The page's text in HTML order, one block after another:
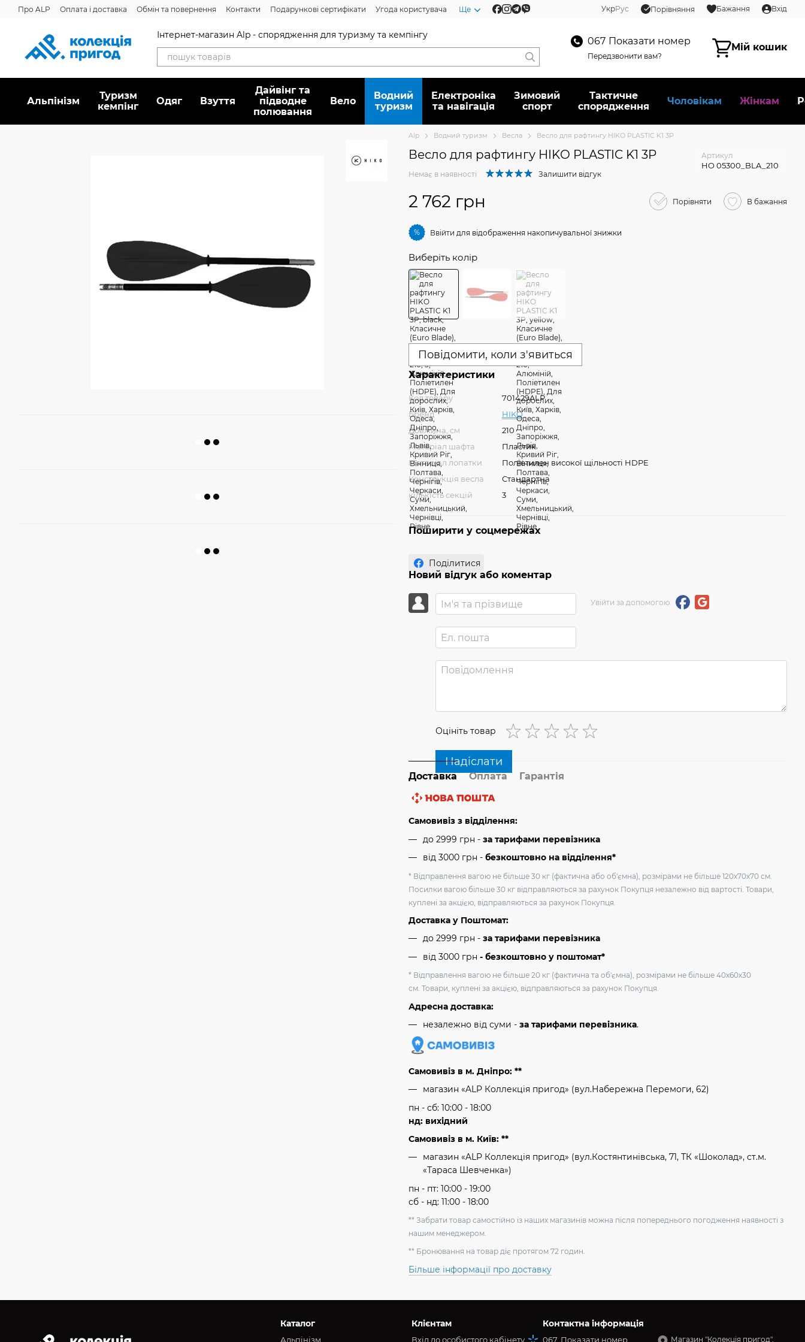
Перейти до основного контенту
Про ALP Оплата і доставка Обмін та повернення Контакти Подарункові сертифікати Угода користувача Ще УкрРус Порівняння Бажання Вхід
Інтернет-магазин Alp - спорядження для туризму та кемпінгу
067 Показати номер
Передзвонити вам?
Мій кошик
Альпінізм
Туризм
кемпінг
Oдяг Взуття
Дайвінг та
підводне
полювання
Вело
Водний
туризм
Електроніка
та навігація
Зимовий
спорт
Тактичне
спорядження
Чоловікам Жінкам
Alp Водний туризм Весла Весло для рафтингу HIKO PLASTIC K1 3P
Весло для рафтингу HIKO PLASTIC K1 3P Артикул
HO 05300_BLA_210
Немає в наявності Залишити відгук
2 762 грн Порівняти В бажання
% Ввійти для відображення накопичувальної знижки
Виберіть колір
Повідомити, коли з'явиться
Характеристики
Код товару
701429ALP
Бренд
HIKO
Довжина, см
210
Матеріал шафта
Пластик
Матеріал лопатки
Поліетилен високої щільності HDPE
Конструкція весла
Стандартна
кількість секцій
3
Поширити у соцмережах
Поділитися
Новий відгук або коментар
Увійти за допомогою
Оцініть товар
Надіслати
Доставка Оплата Гарантія
Самовивіз з відділення:
до 2999 грн - за тарифами перевізника
від 3000 грн - безкоштовно на відділення*
* Відправлення вагою не більше 30 кг (фактична або об'ємна), розмірами не більше 120х70х70 см.
Посилки вагою більше 30 кг відправляються за рахунок Покупця незалежно від вартості. Товари,
куплені за акцією, відправляються за рахунок Покупця.
Доставка у Поштомат:
до 2999 грн - за тарифами перевізника
від 3000 грн - безкоштовно у поштомат*
* Відправлення вагою не більше 20 кг (фактична та об'ємна), розмірами не більше 40х60х30
см. Товари, куплені за акцією, відправляються за рахунок Покупця.
Адресна доставка:
незалежно від суми - за тарифами перевізника.
Самовивіз в м. Дніпро: **
магазин «ALP Коллекція пригод» (вул.Набережна Перемоги, 62)
пн - сб: 10:00 - 18:00
нд: вихідний
Самовивіз в м. Київ: **
магазин «ALP Коллекція пригод» (вул.Костянтинівська, 71, ТК «Шоколад», ст.м.
«Тараса Шевченка»)
пн - пт: 10:00 - 19:00
сб - нд: 11:00 - 18:00
** Забрати товар самостійно із наших магазинів можна після попереднього погодження наявності з
нашим менеджером.
** Бронювання на товар діє протягом 72 годин.
Більше інформації про доставку
Каталог
Альпінізм
Клієнтам
Вхід до особистого кабінету
Контактна інформація
067 Показати номер Магазин "Колекція пригод",